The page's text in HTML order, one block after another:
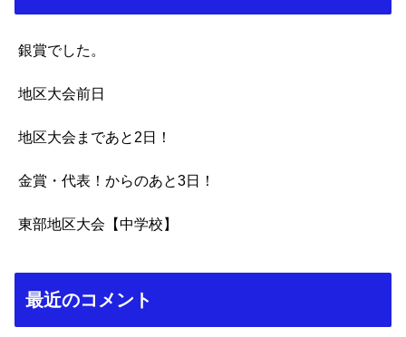
銀賞でした。
地区大会前日
地区大会まであと2日！
金賞・代表！からのあと3日！
東部地区大会【中学校】
最近のコメント